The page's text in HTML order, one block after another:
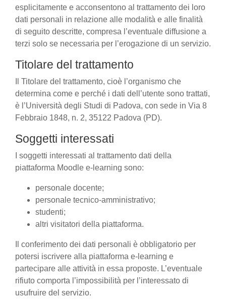
esplicitamente e acconsentono al trattamento dei loro
dati personali in relazione alle modalità e alle finalità
di seguito descritte, compresa l’eventuale diffusione a
terzi solo se necessaria per l’erogazione di un servizio.
Titolare del trattamento
Il Titolare del trattamento, cioè l’organismo che
determina come e perché i dati dell’utente sono trattati,
è l’Università degli Studi di Padova, con sede in Via 8
Febbraio 1848, n. 2, 35122 Padova (PD).
Soggetti interessati
I soggetti interessati al trattamento dati della
piattaforma Moodle e-learning sono:
personale docente;
personale tecnico-amministrativo;
studenti;
altri visitatori della piattaforma.
Il conferimento dei dati personali è obbligatorio per
potersi iscrivere alla piattaforma e-learning e
partecipare alle attività in essa proposte. L’eventuale
rifiuto comporta l’impossibilità per l’interessato di
usufruire del servizio.